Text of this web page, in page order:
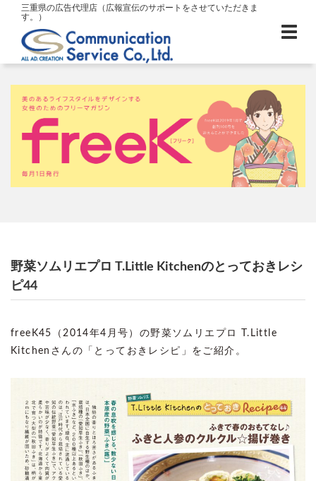
三重県の広告代理店（広報宣伝のサポートをさせていただきま
す。）
野菜ソムリエプロ T.Little Kitchenのとっておきレシ
ピ44
freeK45（2014年4月号）の野菜ソムリエプロ T.Little
Kitchenさんの「とっておきレシピ」をご紹介。